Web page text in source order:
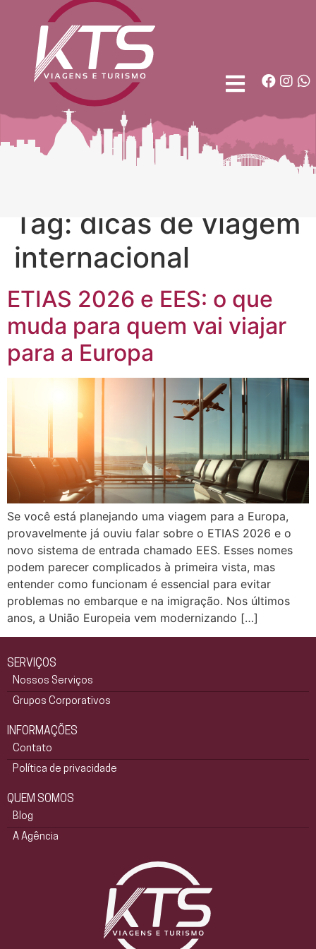
Tag: dicas de viagem
internacional
ETIAS 2026 e EES: o que
muda para quem vai viajar
para a Europa
Se você está planejando uma viagem para a Europa,
provavelmente já ouviu falar sobre o ETIAS 2026 e o
novo sistema de entrada chamado EES. Esses nomes
podem parecer complicados à primeira vista, mas
entender como funcionam é essencial para evitar
problemas no embarque e na imigração. Nos últimos
anos, a União Europeia vem modernizando […]
SERVIÇOS
Nossos Serviços
Grupos Corporativos
INFORMAÇÕES
Contato
Política de privacidade
QUEM SOMOS
Blog
A Agência